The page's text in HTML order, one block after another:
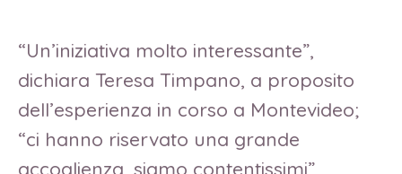
“Un’iniziativa molto interessante”,
dichiara Teresa Timpano, a proposito
dell’esperienza in corso a Montevideo;
“ci hanno riservato una grande
accoglienza, siamo contentissimi”,